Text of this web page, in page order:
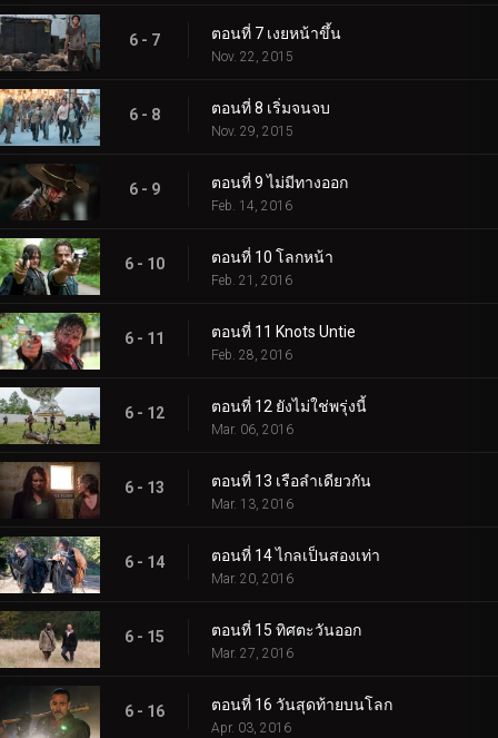
6 - 7 ตอนที่ 7 เงยหน้าขึ้น
Nov. 22, 2015
6 - 8 ตอนที่ 8 เริ่มจนจบ
Nov. 29, 2015
6 - 9 ตอนที่ 9 ไม่มีทางออก
Feb. 14, 2016
6 - 10 ตอนที่ 10 โลกหน้า
Feb. 21, 2016
6 - 11 ตอนที่ 11 Knots Untie
Feb. 28, 2016
6 - 12 ตอนที่ 12 ยังไม่ใช่พรุ่งนี้
Mar. 06, 2016
6 - 13 ตอนที่ 13 เรือลำเดียวกัน
Mar. 13, 2016
6 - 14 ตอนที่ 14 ไกลเป็นสองเท่า
Mar. 20, 2016
6 - 15 ตอนที่ 15 ทิศตะวันออก
Mar. 27, 2016
6 - 16 ตอนที่ 16 วันสุดท้ายบนโลก
Apr. 03, 2016